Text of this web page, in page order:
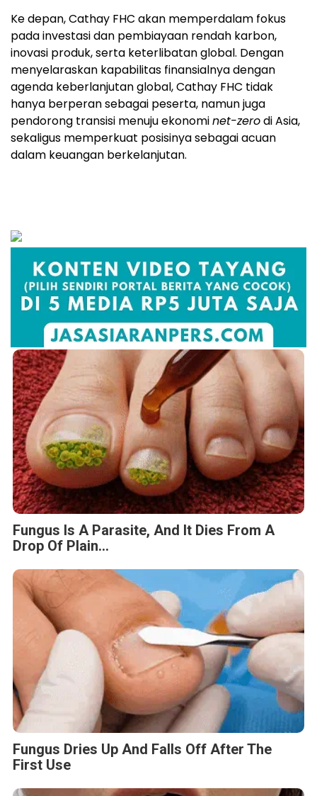
Ke depan, Cathay FHC akan memperdalam fokus
pada investasi dan pembiayaan rendah karbon,
inovasi produk, serta keterlibatan global. Dengan
menyelaraskan kapabilitas finansialnya dengan
agenda keberlanjutan global, Cathay FHC tidak
hanya berperan sebagai peserta, namun juga
pendorong transisi menuju ekonominet-zerodi Asia,
sekaligus memperkuat posisinya sebagai acuan
dalam keuangan berkelanjutan.
Fungus Is A Parasite, And It Dies From A
Drop Of Plain...
Fungus Dries Up And Falls Off After The
First Use